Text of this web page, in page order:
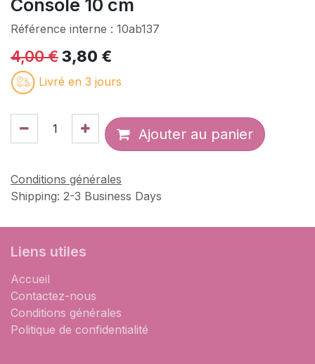
Console 10 cm
Référence interne : 10ab137
4,00€3,80 €
Livré en 3 jours
Ajouter au panier
Conditions générales
Shipping: 2-3 Business Days
Liens utiles
Accueil
Contactez-nous
Conditions générales
Politique de confidentialité